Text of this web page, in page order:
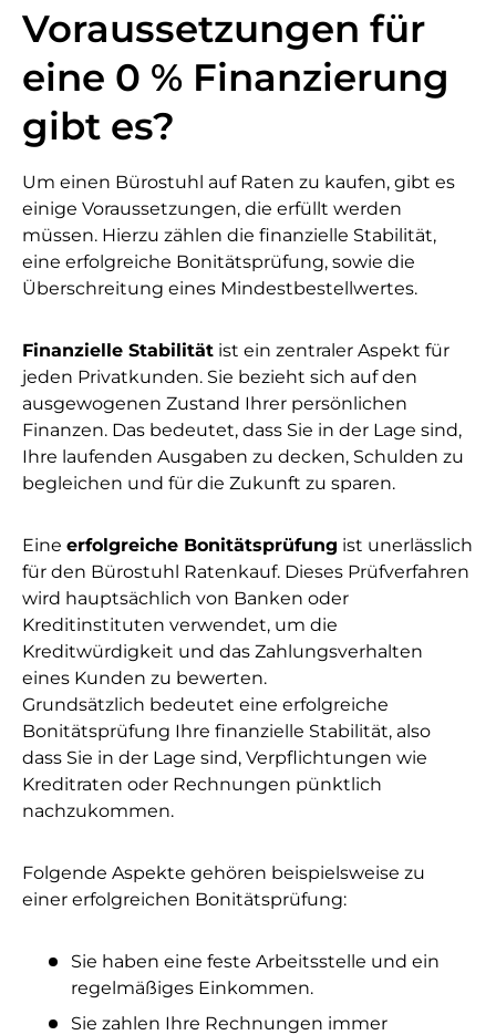
Voraussetzungen für
eine 0 % Finanzierung
gibt es?
Um einen Bürostuhl auf Raten zu kaufen, gibt es
einige Voraussetzungen, die erfüllt werden
müssen. Hierzu zählen die finanzielle Stabilität,
eine erfolgreiche Bonitätsprüfung, sowie die
Überschreitung eines Mindestbestellwertes.
Finanzielle Stabilität ist ein zentraler Aspekt für
jeden Privatkunden. Sie bezieht sich auf den
ausgewogenen Zustand Ihrer persönlichen
Finanzen. Das bedeutet, dass Sie in der Lage sind,
Ihre laufenden Ausgaben zu decken, Schulden zu
begleichen und für die Zukunft zu sparen.
Eine erfolgreiche Bonitätsprüfung ist unerlässlich
für den Bürostuhl Ratenkauf. Dieses Prüfverfahren
wird hauptsächlich von Banken oder
Kreditinstituten verwendet, um die
Kreditwürdigkeit und das Zahlungsverhalten
eines Kunden zu bewerten.
Grundsätzlich bedeutet eine erfolgreiche
Bonitätsprüfung Ihre finanzielle Stabilität, also
dass Sie in der Lage sind, Verpflichtungen wie
Kreditraten oder Rechnungen pünktlich
nachzukommen.
Folgende Aspekte gehören beispielsweise zu
einer erfolgreichen Bonitätsprüfung:
Sie haben eine feste Arbeitsstelle und ein
regelmäßiges Einkommen.
Sie zahlen Ihre Rechnungen immer